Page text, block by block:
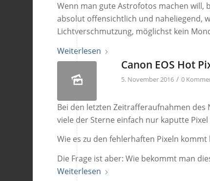
Wenn man gute Astrofotos machen will,
absolut offensichtlich und naheliegend,
Lichtverschmutzung, möglichst kein
Weiterlesen
Canon EOS Hot
5. November 2016 / 0
Bei den letzten Zeitrafferaufnahmen
viele der Sterne einfach nur kaputte
Wie es zu den fehlerhaften Pixeln
Die Frage ist aber: Wie bekommt man
Weiterlesen